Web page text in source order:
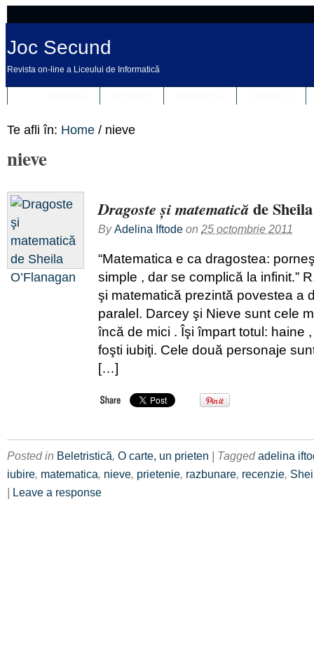
Joc Secund
Revista on-line a Liceului de Informatică
Te afli în: Home / nieve
nieve
Dragoste şi matematică de
ByAdelina Iftode on 25 octombrie 2011
“Matematica e ca dragostea:
simple , dar se complică la infinit.”
şi matematică prezintă povestea a
paralel. Darcey şi Nieve sunt cele
încă de mici . Îşi împart totul: haine
foşti iubiţi. Cele două personaje
[…]
Posted in Beletristică, O carte, un prieten | Taggedadelina
iubire, matematica, nieve, prietenie, razbunare, recenzie,
| Leave a response